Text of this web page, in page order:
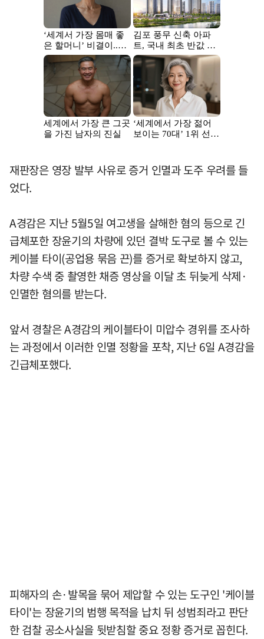
재판장은 영장 발부 사유로 증거 인멸과 도주 우려를 들
었다.
A경감은 지난 5월5일 여고생을 살해한 혐의 등으로 긴
급체포한 장윤기의 차량에 있던 결박 도구로 볼 수 있는
케이블 타이(공업용 묶음 끈)를 증거로 확보하지 않고,
차량 수색 중 촬영한 채증 영상을 이달 초 뒤늦게 삭제·
인멸한 혐의를 받는다.
앞서 경찰은 A경감의 케이블타이 미압수 경위를 조사하
는 과정에서 이러한 인멸 정황을 포착, 지난 6일 A경감을
긴급체포했다.
피해자의 손·발목을 묶어 제압할 수 있는 도구인 '케이블
타이'는 장윤기의 범행 목적을 납치 뒤 성범죄라고 판단
한 검찰 공소사실을 뒷받침할 중요 정황 증거로 꼽힌다.